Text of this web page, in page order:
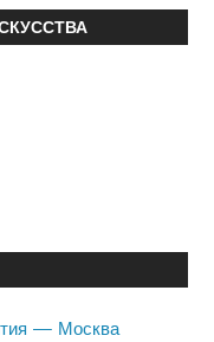
— Москва